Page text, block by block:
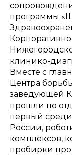
программы
клинико-
Вместе с
Центра
заведующей
прошли по
первый среди
России,
комплексов,
пробирки